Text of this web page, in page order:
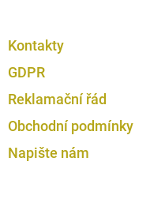
Kontakty
GDPR
Reklamační řád
Obchodní podmínky
Napište nám